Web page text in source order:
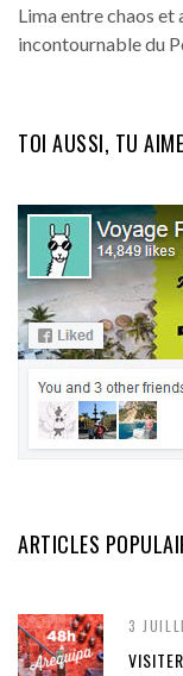
Lima entre chaos
incontournable du
TOI AUSSI, TU
ARTICLES
3